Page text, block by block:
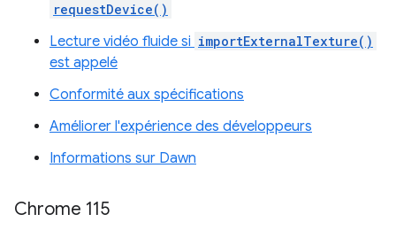
requestDevice()
Lecture vidéo fluide si importExternalTexture()
est appelé
Conformité aux spécifications
Améliorer l'expérience des développeurs
Informations sur Dawn
Chrome 115